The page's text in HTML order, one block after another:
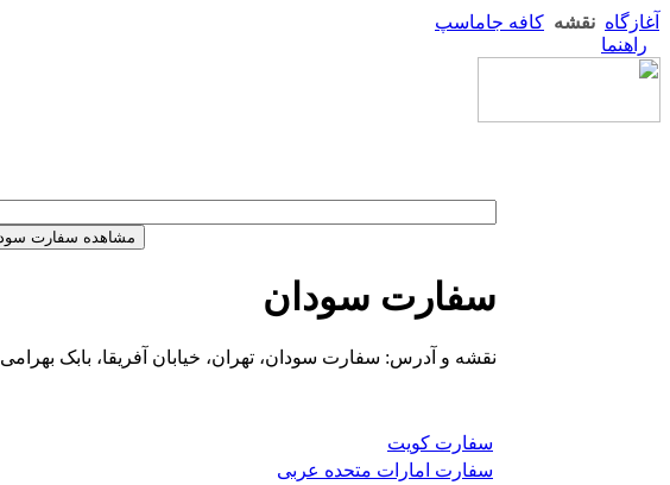
آغازگاه نقشه کافه جاماسپ
راهنما
سفارت سودان
نقشه و آدرس: سفارت سودان، تهران، خیابان آفریقا، بابک بهرامی
سفارت کویت
سفارت امارات متحده عربی